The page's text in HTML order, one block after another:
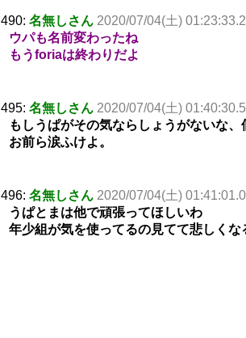
490: 名無しさん 2020/07/04(土)
ウパも名前変わったね
もうforiaは終わりだよ
495: 名無しさん 2020/07/04(土)
もしうぱがその気ならしょうがないな、
お前ら涙ふけよ。
496: 名無しさん 2020/07/04(土)
うぱとまは他で頑張ってほしいわ
年少組が気を使ってるの見てて悲しくな